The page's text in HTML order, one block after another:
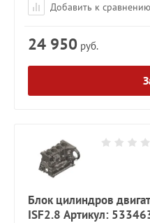
Добавить к сравнению
24 950 руб.
Блок цилиндров
ISF2.8 Артикул: